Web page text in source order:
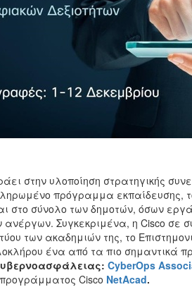
στην υλοποίηση στρατηγικής
πρόγραμμα εκπαίδευσης,
στο σύνολο των δημοτών, όσων
ανέργων. Συγκεκριμένα, η Cisco σε
των ακαδημιών της, το
ένα από τα πιο σημαντικά
CyberOps
Cisco NetAcad.